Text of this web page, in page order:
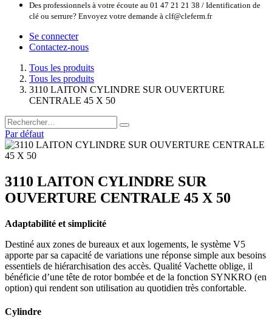
Des professionnels à votre écoute au 01 47 21 21 38 / Identification de
clé ou serrure? Envoyez votre demande à clf@cleferm.fr
Se connecter
Contactez-nous
Tous les produits
Tous les produits
3110 LAITON CYLINDRE SUR OUVERTURE
CENTRALE 45 X 50
Par défaut
3110 LAITON CYLINDRE SUR
OUVERTURE CENTRALE 45 X 50
Adaptabilité et simplicité
Destiné aux zones de bureaux et aux logements, le système V5
apporte par sa capacité de variations une réponse simple aux besoins
essentiels de hiérarchisation des accès. Qualité Vachette oblige, il
bénéficie d’une tête de rotor bombée et de la fonction SYNKRO (en
option) qui rendent son utilisation au quotidien très confortable.
Cylindre